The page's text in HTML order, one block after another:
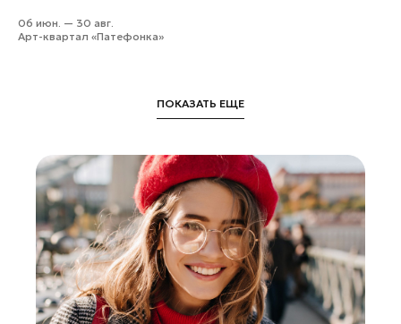
06 июн. — 30 авг.
Арт-квартал «Патефонка»
ПОКАЗАТЬ ЕЩЕ